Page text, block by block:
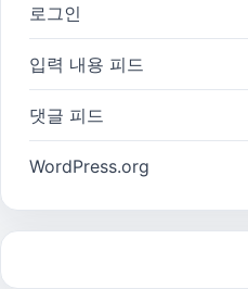
로그인
입력 내용 피드
댓글 피드
WordPress.org